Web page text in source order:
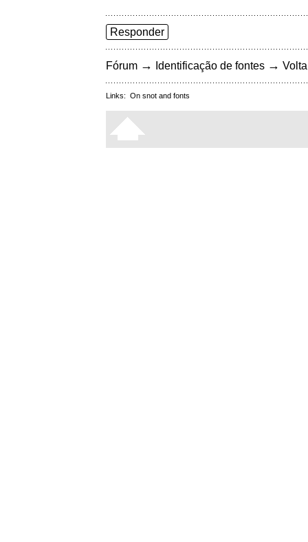
Responder
Fórum → Identificação de fontes →
Links: On snot and fonts